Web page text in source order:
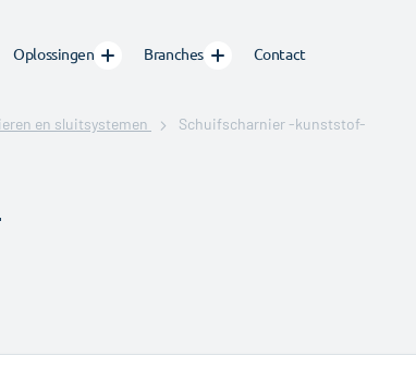
Oplossingen Branches Contact
en sluitsystemen Schuifscharnier -kunststof-